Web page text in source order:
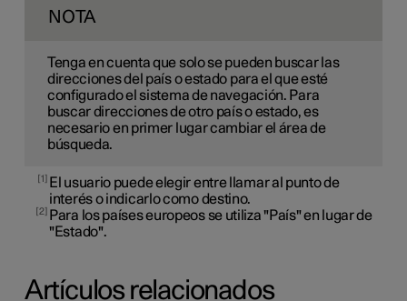
NOTA
Tenga en cuenta que solo se pueden buscar las
direcciones del país o estado para el que esté
configurado el sistema de navegación. Para
buscar direcciones de otro país o estado, es
necesario en primer lugar cambiar el área de
búsqueda.
1
El usuario puede elegir entre llamar al punto de
interés o indicarlo como destino.
2
Para los países europeos se utiliza "País" en lugar de
"Estado".
Artículos relacionados